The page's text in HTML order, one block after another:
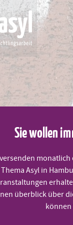
die
Sie wollen
Asyl in
überblick über
können